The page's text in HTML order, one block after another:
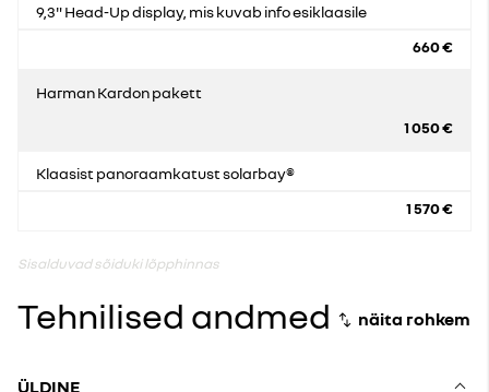
9,3" Head-Up display, mis kuvab info esiklaasile
660 €
Harman Kardon pakett
1 050 €
Klaasist panoraamkatust solarbay®
1 570 €
Sisalduvad sõiduki lõpphinnas
Tehnilised andmed
ÜLDINE